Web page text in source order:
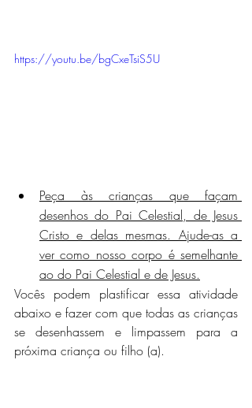
https://youtu.be/bgCxeTsiS5U
Peça às crianças que façam
desenhos do Pai Celestial, de Jesus
Cristo e delas mesmas. Ajude-as a
ver como nosso corpo é semelhante
ao do Pai Celestial e de Jesus.
Vocês podem plastificar essa atividade
abaixo e fazer com que todas as crianças
se desenhassem e limpassem para a
próxima criança ou filho (a).